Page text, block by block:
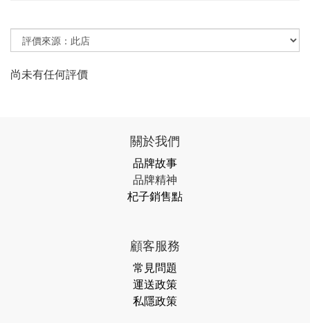
尚未有任何評價
關於我們
品牌故事
品牌精神
杞子銷售點
顧客服務
常見問題
運送政策
私隱政策